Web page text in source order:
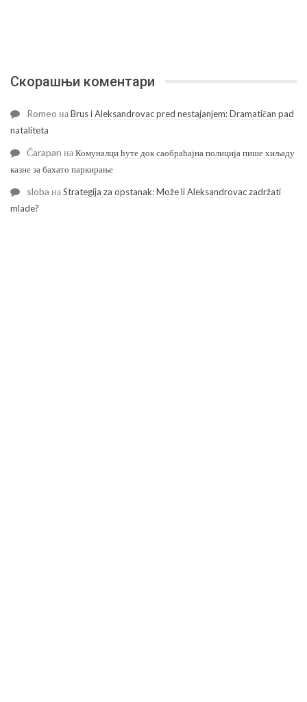
Скорашњи коментари
Romeo наBrus i Aleksandrovac pred nestajanjem: Dramatičan pad
nataliteta
Čarapan наКомуналци ћуте док саобраћајна полиција пише хиљаду
казне за бахато паркирање
sloba наStrategija za opstanak: Može li Aleksandrovac zadržati
mlade?